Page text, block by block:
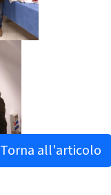
Torna all'articolo